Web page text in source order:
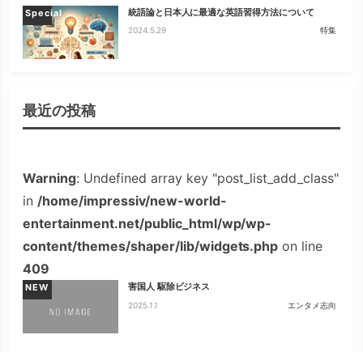
Special 統語論と日本人に最適な英語習得方法について
2024.5.29 特集
最近の投稿
Warning: Undefined array key "post_list_add_class"
in /home/impressiv/new-world-
entertainment.net/public_html/wp/wp-
content/themes/shaper/lib/widgets.php on line
409
NEW 害国人 駆除ビジネス
2025.1.1 エンタメ志向